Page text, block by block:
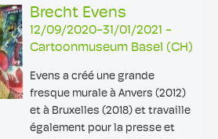
Brecht Evens
12/09/2020-31/01/2021 -
Cartoonmuseum Basel (CH)
Evens a créé une grande
fresque murale à Anvers (2012)
et à Bruxelles (2018) et travaille
également pour la presse et